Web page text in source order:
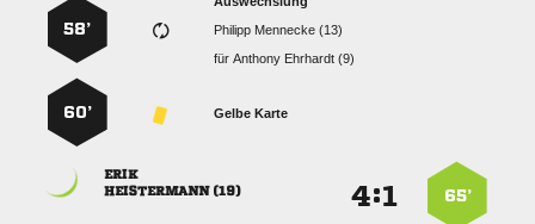
  
für  
58’
Gelbe Karte
60’
65’
:

 